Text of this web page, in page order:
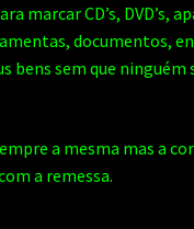
marcar CD’s, DVD’s,
documentos,
bens sem que ninguém
a mesma mas a
a remessa.